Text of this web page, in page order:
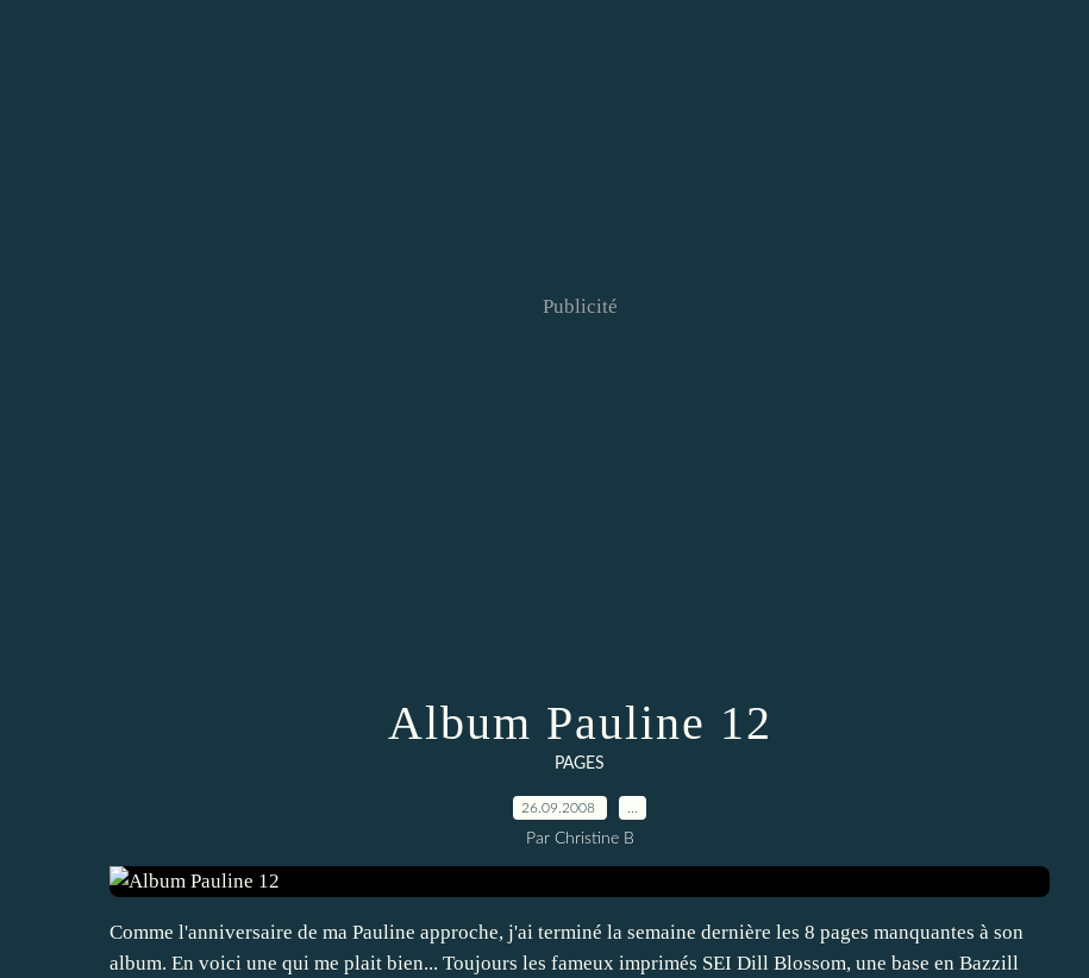
Publicité
Album Pauline 12
PAGES
26.09.2008
Par Christine B
Comme l'anniversaire de ma Pauline approche, j'ai terminé la semaine dernière les 8 pages manquantes à son
album. En voici une qui me plait bien... Toujours les fameux imprimés SEI Dill Blossom, une base en Bazzill